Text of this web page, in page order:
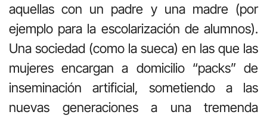
aquellas con un padre y una madre (por
ejemplo para la escolarización de alumnos).
Una sociedad (como la sueca) en las que las
mujeres encargan a domicilio “packs” de
inseminación artificial, sometiendo a las
nuevas generaciones a una tremenda